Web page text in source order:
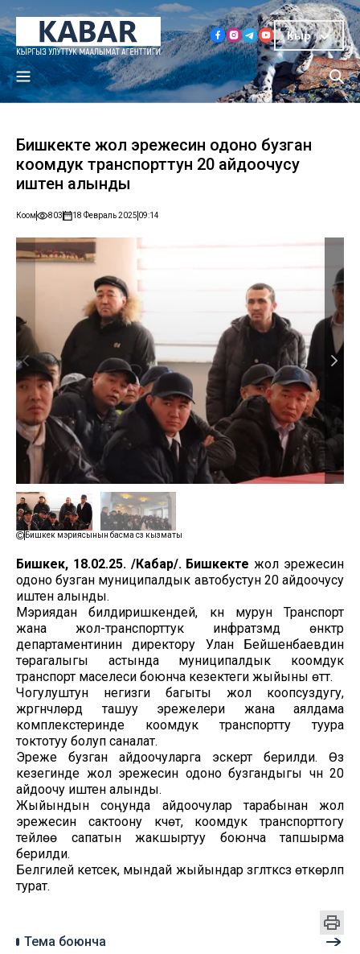
Кыр
Бишкекте жол эрежесин одоно бузган
коомдук транспорттун 20 айдоочусу
иштен алынды
Коом 803 18 Февраль 2025 09:14
Бишкек мэриясынын басма сөз кызматы
Бишкек, 18.02.25. /Кабар/. Бишкекте жол эрежесин
одоно бузган муниципалдык автобустун 20 айдоочусу
иштен алынды.
Мэриядан билдиришкендей, күн мурун Транспорт
жана жол-транспорттук инфратүзүмдү өнүктүрүү
департаментинин директору Улан Бейшенбаевдин
төрагалыгы астында муниципалдык коомдук
транспорт маселеси боюнча кезектеги жыйыны өттү.
Чогулуштун негизги багыты жол коопсуздугу,
жүргүнчүлөрдү ташуу эрежелери жана аялдама
комплекстеринде коомдук транспортту туура
токтотуу болуп саналат.
Эреже бузган айдоочуларга эскертүү берилди. Өз
кезегинде жол эрежесин одоно бузгандыгы үчүн 20
айдоочу иштен алынды.
Жыйындын соңунда айдоочулар тарабынан жол
эрежесин сактоону күчөтүү, коомдук транспорттогу
тейлөө сапатын жакшыртуу боюнча тапшырма
берилди.
Белгилей кетсек, мындай жыйындар үзгүлтүксүз өткөрүлүп
турат.
Тема боюнча